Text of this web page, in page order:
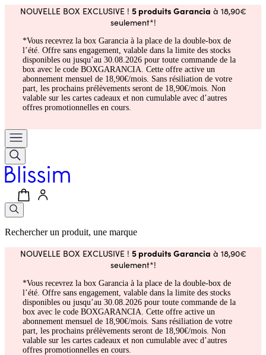
NOUVELLE BOX EXCLUSIVE ! 5 produits Garancia à 18,90€
seulement*!
*Vous recevrez la box Garancia à la place de la double-box de
l’été. Offre sans engagement, valable dans la limite des stocks
disponibles ou jusqu’au 30.08.2026 pour toute commande de la
box avec le code BOXGARANCIA. Cette offre active un
abonnement mensuel de 18,90€/mois. Sans résiliation de votre
part, les prochains prélèvements seront de 18,90€/mois. Non
valable sur les cartes cadeaux et non cumulable avec d’autres
offres promotionnelles en cours.
Rechercher un produit, une marque
NOUVELLE BOX EXCLUSIVE ! 5 produits Garancia à 18,90€
seulement*!
*Vous recevrez la box Garancia à la place de la double-box de
l’été. Offre sans engagement, valable dans la limite des stocks
disponibles ou jusqu’au 30.08.2026 pour toute commande de la
box avec le code BOXGARANCIA. Cette offre active un
abonnement mensuel de 18,90€/mois. Sans résiliation de votre
part, les prochains prélèvements seront de 18,90€/mois. Non
valable sur les cartes cadeaux et non cumulable avec d’autres
offres promotionnelles en cours.